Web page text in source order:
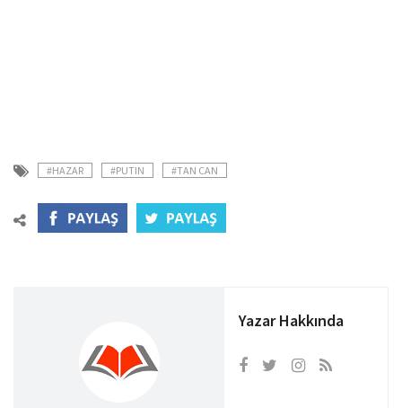
#HAZAR #PUTIN #TAN CAN
Yazar Hakkında